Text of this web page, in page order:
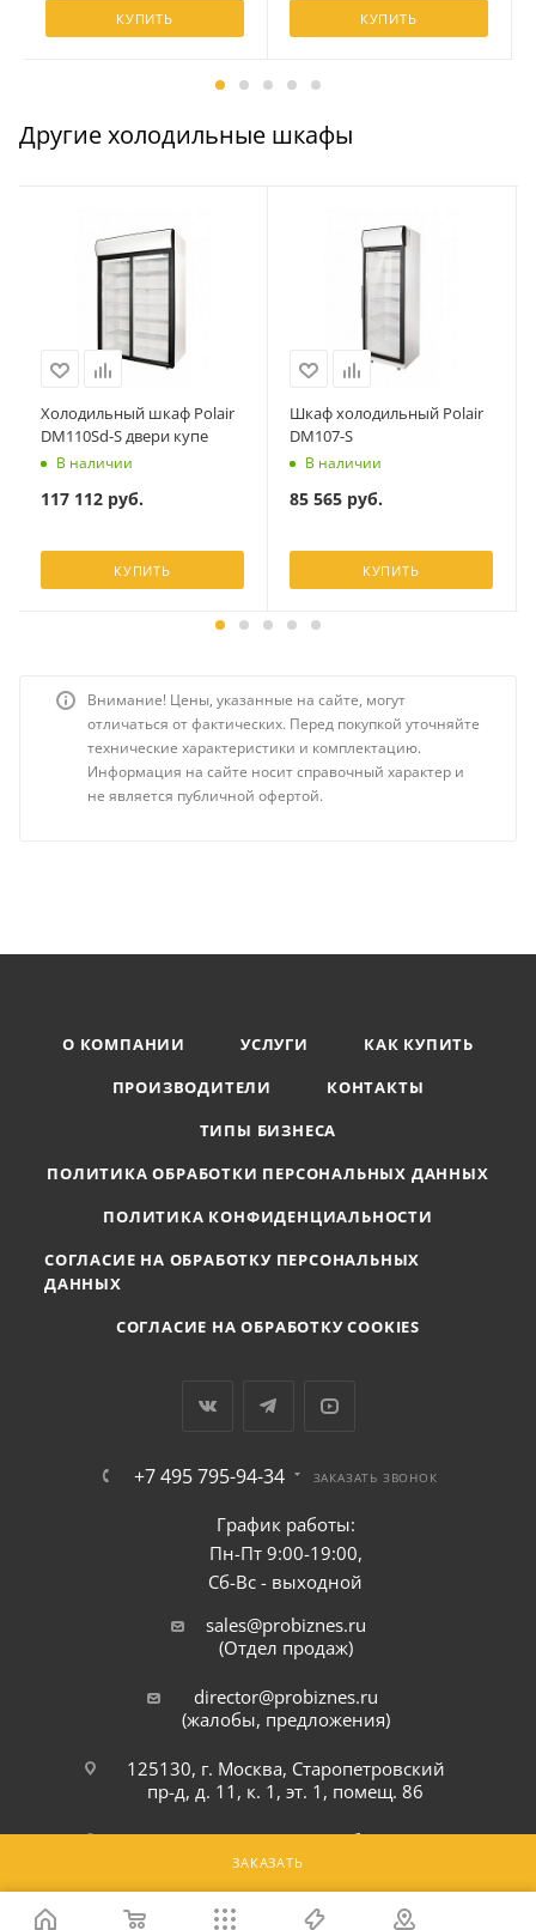
ЗАКАЗАТЬ
КУПИТЬ КУПИТЬ
Другие холодильные шкафы
Холодильный шкаф Polair
DM110Sd-S двери купе
В наличии
117 112руб.
КУПИТЬ
Шкаф холодильный Polair
DM107-S
В наличии
85 565руб.
КУПИТЬ
Внимание! Цены, указанные на сайте, могут
отличаться от фактических. Перед покупкой уточняйте
технические характеристики и комплектацию.
Информация на сайте носит справочный характер и
не является публичной офертой.
О КОМПАНИИ УСЛУГИ
КАК КУПИТЬ
ПРОИЗВОДИТЕЛИ
КОНТАКТЫ
ТИПЫ БИЗНЕСА
ПОЛИТИКА ОБРАБОТКИ ПЕРСОНАЛЬНЫХ ДАННЫХ
ПОЛИТИКА КОНФИДЕНЦИАЛЬНОСТИ
СОГЛАСИЕ НА ОБРАБОТКУ ПЕРСОНАЛЬНЫХ
ДАННЫХ
СОГЛАСИЕ НА ОБРАБОТКУ COOKIES
+7 495 795-94-34 ЗАКАЗАТЬ ЗВОНОК
График работы:
Пн-Пт 9:00-19:00,
Сб-Вс - выходной
sales@probiznes.ru
(Отдел продаж)
director@probiznes.ru
(жалобы, предложения)
125130, г. Москва, Старопетровский
пр-д, д. 11, к. 1, эт. 1, помещ. 86
142703, Московская область,
Ленинский р-н, г. Видное,
Белокаменное шоссе, 6Ю